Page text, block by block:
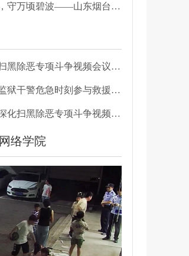
抚海上风浪，守万顷碧波——山东烟台把矛盾化解在微澜未起时
四川省深化扫黑除恶专项斗争视频会议召开 于立军出席并讲话
路遇火情，监狱干警危急时刻参与救援显身手！
辽宁：全省深化扫黑除恶专项斗争视频会议召开
网络学院